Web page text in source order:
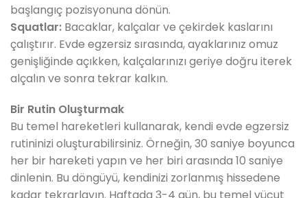
başlangıç pozisyonuna dönün.
Squatlar: Bacaklar, kalçalar ve çekirdek kaslarını
çalıştırır. Evde egzersiz sırasında, ayaklarınız omuz
genişliğinde açıkken, kalçalarınızı geriye doğru iterek
alçalın ve sonra tekrar kalkın.
Bir Rutin Oluşturmak
Bu temel hareketleri kullanarak, kendi evde egzersiz
rutininizi oluşturabilirsiniz. Örneğin, 30 saniye boyunca
her bir hareketi yapın ve her biri arasında 10 saniye
dinlenin. Bu döngüyü, kendinizi zorlanmış hissedene